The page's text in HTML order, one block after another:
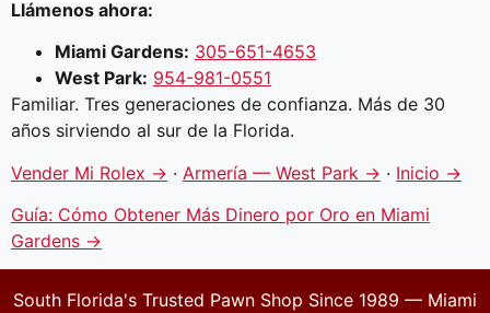
Llámenos ahora:
Miami Gardens: 305-651-4653
West Park: 954-981-0551
Familiar. Tres generaciones de confianza. Más de 30
años sirviendo al sur de la Florida.
Vender Mi Rolex → · Armería — West Park → · Inicio →
Guía: Cómo Obtener Más Dinero por Oro en Miami
Gardens →
South Florida's Trusted Pawn Shop Since 1989 — Miami